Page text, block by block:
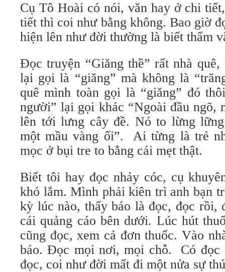
Cụ Tô Hoài có nói, văn hay ở chi
tiết thì coi như bằng không. Bao giờ
hiện lên như đời thường là biết thẩm
Đọc truyện “Giăng thề” rất nhà
lại gọi là “giăng” mà không là
quê mình toàn gọi là “giăng” đó
người” lại gọi khác “Ngoài đầu ngõ,
lên tới lưng cây đề. Nó to lừng
một mầu vàng ối”. Ai từng là trẻ
mọc ở bụi tre to bằng cái mẹt thật.
Biết tôi hay đọc nhảy cóc, cụ
khó lắm. Mình phải kiên trì anh bạn
kỳ lúc nào, thấy báo là đọc, đọc rồi,
cái quảng cáo bên dưới. Lúc hút
cũng đọc, xem cả đơn thuốc. Vào
báo. Đọc mọi nơi, mọi chỗ. Có đọc
đọc, coi như đời mất đi một nửa sự